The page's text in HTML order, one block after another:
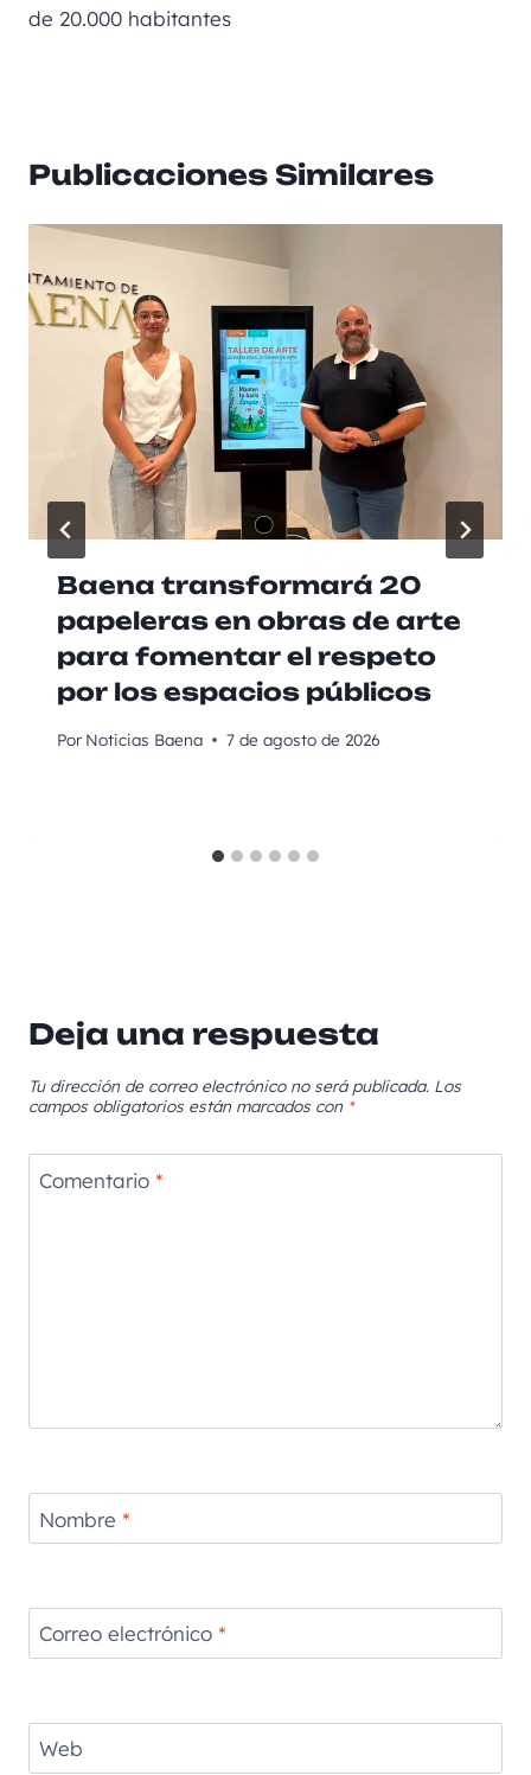
de 20.000 habitantes
Publicaciones Similares
Baena transformará 20
papeleras en obras de arte
para fomentar el respeto
por los espacios públicos
Por Noticias Baena 7 de agosto de 2026
Deja una respuesta
Tu dirección de correo electrónico no será publicada. Los
campos obligatorios están marcados con *
Comentario *
Nombre *
Correo electrónico *
Web